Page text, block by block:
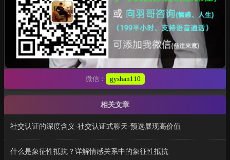
微信： gyshan110
相关文章
社交认证的深度含义-社交认证式聊天-预选展现高价值
什么是象征性抵抗？详解情感关系中的象征性抵抗